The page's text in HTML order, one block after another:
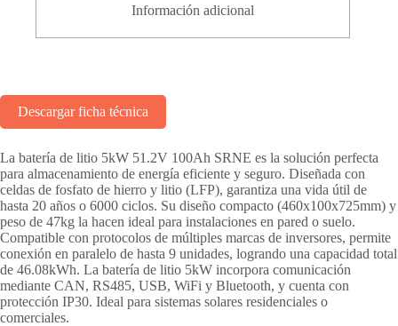
Información adicional
Descargar ficha técnica
La batería de litio 5kW 51.2V 100Ah SRNE es la solución perfecta
para almacenamiento de energía eficiente y seguro. Diseñada con
celdas de fosfato de hierro y litio (LFP), garantiza una vida útil de
hasta 20 años o 6000 ciclos. Su diseño compacto (460x100x725mm) y
peso de 47kg la hacen ideal para instalaciones en pared o suelo.
Compatible con protocolos de múltiples marcas de inversores, permite
conexión en paralelo de hasta 9 unidades, logrando una capacidad total
de 46.08kWh. La batería de litio 5kW incorpora comunicación
mediante CAN, RS485, USB, WiFi y Bluetooth, y cuenta con
protección IP30. Ideal para sistemas solares residenciales o
comerciales.